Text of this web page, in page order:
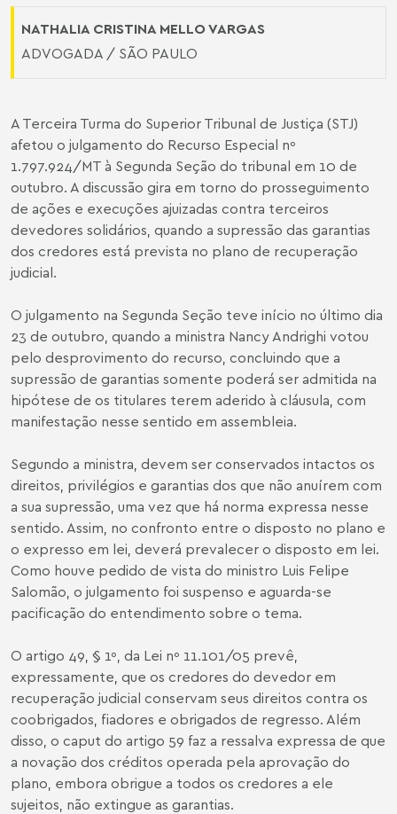
NATHALIA CRISTINA MELLO VARGAS
ADVOGADA / SÃO PAULO
A Terceira Turma do Superior Tribunal de Justiça (STJ)
afetou o julgamento do Recurso Especial nº
1.797.924/MT à Segunda Seção do tribunal em 10 de
outubro. A discussão gira em torno do prosseguimento
de ações e execuções ajuizadas contra terceiros
devedores solidários, quando a supressão das garantias
dos credores está prevista no plano de recuperação
judicial.
O julgamento na Segunda Seção teve início no último dia
23 de outubro, quando a ministra Nancy Andrighi votou
pelo desprovimento do recurso, concluindo que a
supressão de garantias somente poderá ser admitida na
hipótese de os titulares terem aderido à cláusula, com
manifestação nesse sentido em assembleia.
Segundo a ministra, devem ser conservados intactos os
direitos, privilégios e garantias dos que não anuírem com
a sua supressão, uma vez que há norma expressa nesse
sentido. Assim, no confronto entre o disposto no plano e
o expresso em lei, deverá prevalecer o disposto em lei.
Como houve pedido de vista do ministro Luis Felipe
Salomão, o julgamento foi suspenso e aguarda-se
pacificação do entendimento sobre o tema.
O artigo 49, § 1º, da Lei nº 11.101/05 prevê,
expressamente, que os credores do devedor em
recuperação judicial conservam seus direitos contra os
coobrigados, fiadores e obrigados de regresso. Além
disso, o caput do artigo 59 faz a ressalva expressa de que
a novação dos créditos operada pela aprovação do
plano, embora obrigue a todos os credores a ele
sujeitos, não extingue as garantias.